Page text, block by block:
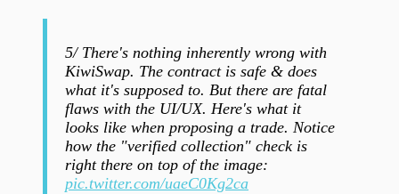
5/ There's nothing inherently wrong with
KiwiSwap. The contract is safe & does
what it's supposed to. But there are fatal
flaws with the UI/UX. Here's what it
looks like when proposing a trade. Notice
how the "verified collection" check is
right there on top of the image:
pic.twitter.com/uaeC0Kg2ca